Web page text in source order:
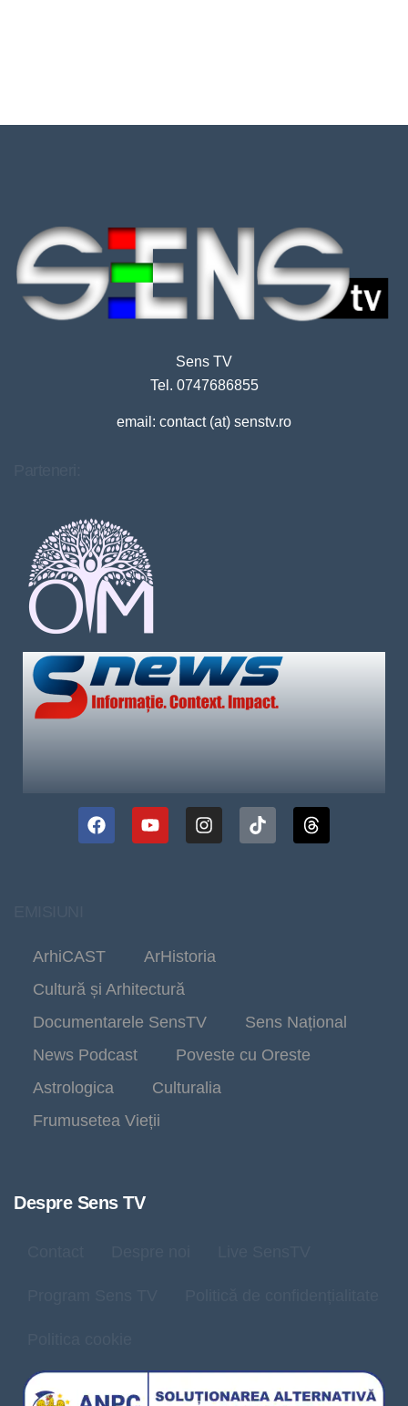
Sens TV
Tel. 0747686855
email: contact (at) senstv.ro
ArhiCAST
ArHistoria
Cultură și Arhitectură
Documentarele SensTV
Sens Național
News Podcast
Poveste cu Oreste
Astrologica
Culturalia
Frumusetea Vieții
Despre Sens TV